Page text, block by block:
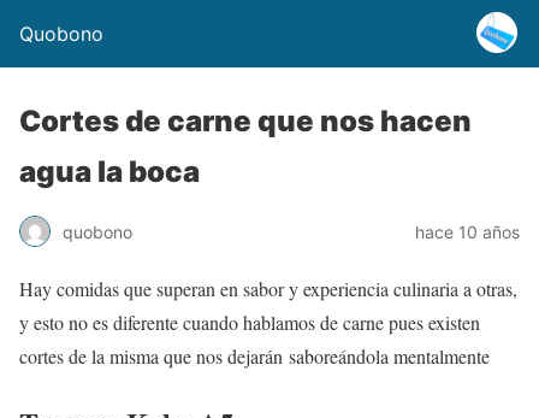
Quobono
Cortes de carne que nos hacen
agua la boca
quobono hace 10 años
Hay comidas que superan en sabor y experiencia culinaria a otras,
y esto no es diferente cuando hablamos de carne pues existen
cortes de la misma que nos dejarán saboreándola mentalmente